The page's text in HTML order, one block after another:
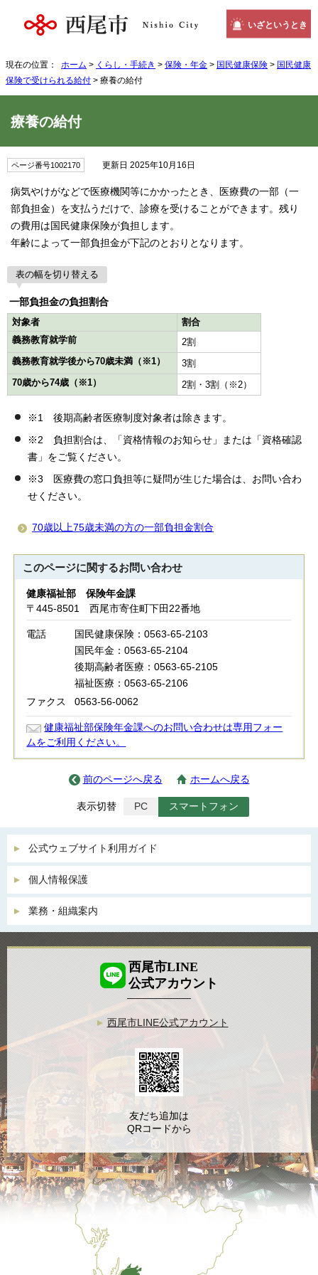
いざというとき
現在の位置： ホーム > くらし・手続き > 保険・年金 > 国民健康保険 > 国民健康
保険で受けられる給付 > 療養の給付
療養の給付
ページ番号1002170 更新日 2025年10月16日
病気やけがなどで医療機関等にかかったとき、医療費の一部（一
部負担金）を支払うだけで、診療を受けることができます。残り
の費用は国民健康保険が負担します。
年齢によって一部負担金が下記のとおりとなります。
表の幅を切り替える
一部負担金の負担割合
対象者
割合
義務教育就学前
2割
義務教育就学後から70歳未満（※1）
3割
70歳から74歳（※1）
2割・3割（※2）
※1 後期高齢者医療制度対象者は除きます。
※2 負担割合は、「資格情報のお知らせ」または「資格確認
書」をご覧ください。
※3 医療費の窓口負担等に疑問が生じた場合は、お問い合わ
せください。
70歳以上75歳未満の方の一部負担金割合
このページに関するお問い合わせ
健康福祉部 保険年金課
〒445-8501 西尾市寄住町下田22番地
電話
国民健康保険：0563-65-2103
国民年金：0563-65-2104
後期高齢者医療：0563-65-2105
福祉医療：0563-65-2106
ファクス
0563-56-0062
健康福祉部保険年金課へのお問い合わせは専用フォー
ムをご利用ください。
前のページへ戻る ホームへ戻る
表示切替 PC スマートフォン
公式ウェブサイト利用ガイド
個人情報保護
業務・組織案内
西尾市LINE
公式アカウント
西尾市LINE公式アカウント
友だち追加は
QRコードから